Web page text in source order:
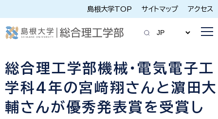
島根大学TOP サイトマップ アクセス
総合理工学部機械・電気電子工
学科4年の宮﨑翔さんと濵田大
輔さんが優秀発表賞を受賞し